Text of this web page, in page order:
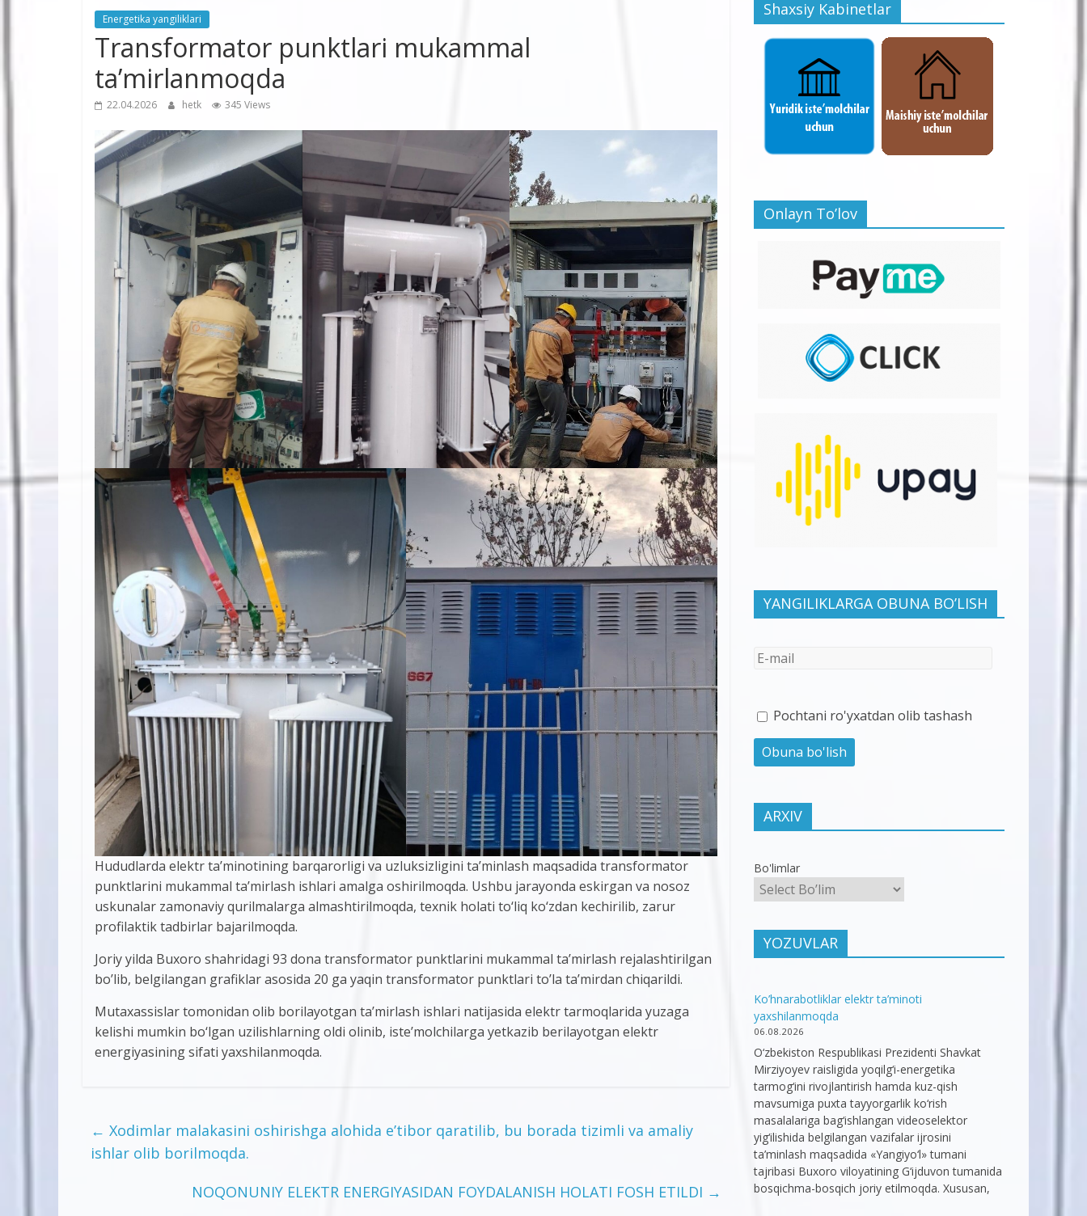
Energetika yangiliklari
Transformator punktlari mukammal
ta’mirlanmoqda
22.04.2026 hetk 345 Views
Hududlarda elektr ta’minotining barqarorligi va uzluksizligini ta’minlash maqsadida transformator
punktlarini mukammal ta’mirlash ishlari amalga oshirilmoqda. Ushbu jarayonda eskirgan va nosoz
uskunalar zamonaviy qurilmalarga almashtirilmoqda, texnik holati to‘liq ko‘zdan kechirilib, zarur
profilaktik tadbirlar bajarilmoqda.
Joriy yilda Buxoro shahridagi 93 dona transformator punktlarini mukammal ta’mirlash rejalashtirilgan
bo’lib, belgilangan grafiklar asosida 20 ga yaqin transformator punktlari to’la ta’mirdan chiqarildi.
Mutaxassislar tomonidan olib borilayotgan ta’mirlash ishlari natijasida elektr tarmoqlarida yuzaga
kelishi mumkin bo‘lgan uzilishlarning oldi olinib, iste’molchilarga yetkazib berilayotgan elektr
energiyasining sifati yaxshilanmoqda.
← Xodimlar malakasini oshirishga alohida e’tibor qaratilib, bu borada tizimli va amaliy
ishlar olib borilmoqda.
NOQONUNIY ELEKTR ENERGIYASIDAN FOYDALANISH HOLATI FOSH ETILDI →
Shaxsiy Kabinetlar
Onlayn To’lov
YANGILIKLARGA OBUNA BO’LISH
Pochtani ro'yxatdan olib tashash
ARXIV
Bo'limlar
YOZUVLAR
Ko’hnarabotliklar elektr ta’minoti
yaxshilanmoqda
06.08.2026
O‘zbekiston Respublikasi Prezidenti Shavkat
Mirziyoyev raisligida yoqilg‘i-energetika
tarmog‘ini rivojlantirish hamda kuz-qish
mavsumiga puxta tayyorgarlik ko‘rish
masalalariga bag‘ishlangan videoselektor
yig‘ilishida belgilangan vazifalar ijrosini
ta’minlash maqsadida «Yangiyo‘l» tumani
tajribasi Buxoro viloyatining G‘ijduvon tumanida
bosqichma-bosqich joriy etilmoqda. Xususan,